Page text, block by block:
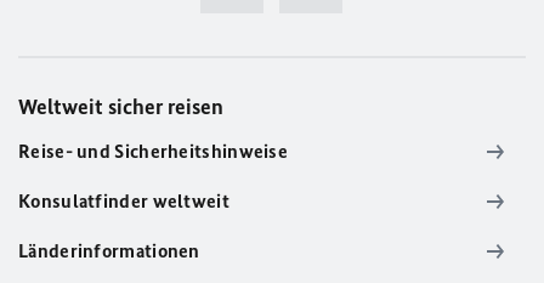
Weltweit sicher reisen
Reise- und Sicherheitshinweise
Konsulatfinder weltweit
Länderinformationen